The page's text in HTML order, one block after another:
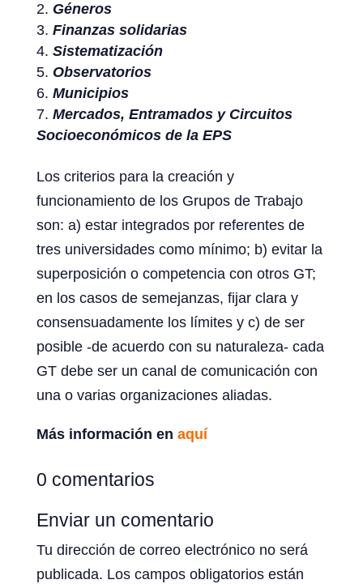
Géneros
Finanzas solidarias
Sistematización
Observatorios
Municipios
Mercados, Entramados y Circuitos
Socioeconómicos de la EPS
Los criterios para la creación y
funcionamiento de los Grupos de Trabajo
son: a) estar integrados por referentes de
tres universidades como mínimo; b) evitar la
superposición o competencia con otros GT;
en los casos de semejanzas, fijar clara y
consensuadamente los límites y c) de ser
posible -de acuerdo con su naturaleza- cada
GT debe ser un canal de comunicación con
una o varias organizaciones aliadas.
Más información en aquí
0 comentarios
Enviar un comentario
Tu dirección de correo electrónico no será
publicada. Los campos obligatorios están